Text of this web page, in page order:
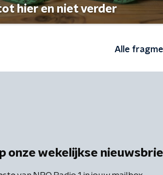
hier en niet verder
Alle
onze wekelijkse